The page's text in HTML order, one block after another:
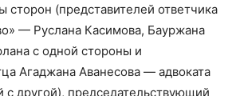
сторон (представителей ответчика
— Руслана Касимова, Бауржана
с одной стороны и
Агаджана Аванесова — адвоката
другой), председательствующий